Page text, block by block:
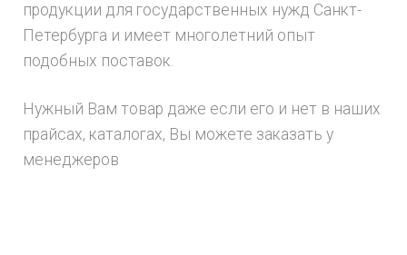
продукции для государственных нужд Санкт-
Петербурга и имеет многолетний опыт
подобных поставок.
Нужный Вам товар даже если его и нет в наших
прайсах, каталогах, Вы можете заказать у
менеджеров